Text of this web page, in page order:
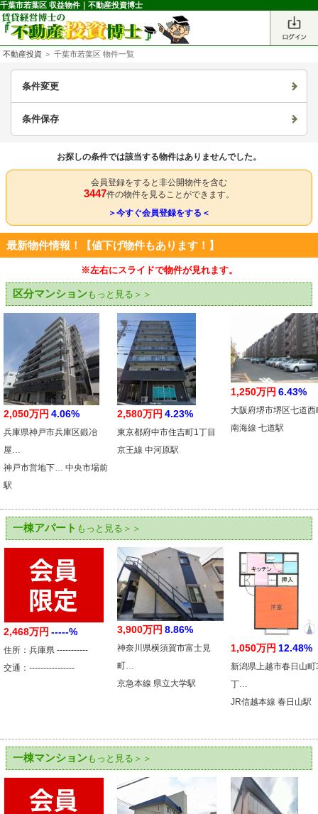
千葉市若葉区 収益物件｜不動産投資博士
不動産投資 ＞ 千葉市若葉区 物件一覧
条件変更
条件保存
お探しの条件では該当する物件はありませんでした。
会員登録をすると非公開物件を含む
3447件の物件を見ることができます。
＞今すぐ会員登録をする＜
最新物件情報！【値下げ物件もあります！】
※左右にスライドで物件が見れます。
区分マンションもっと見る＞＞
2,050万円 4.06%
兵庫県神戸市兵庫区鍛冶
屋…
神戸市営地下… 中央市場前
駅
2,580万円 4.23%
東京都府中市住吉町1丁目
京王線 中河原駅
1,250万円 6.43%
大阪府堺市堺区七道西
南海線 七道駅
一棟アパート もっと見る＞＞
2,468万円 -----%
住所：兵庫県 -----------
交通：----------------
3,900万円 8.86%
神奈川県横須賀市富士見
町…
京急本線 県立大学駅
1,050万円 12.48%
新潟県上越市春日山町
丁…
JR信越本線 春日山駅
一棟マンションもっと見る＞＞